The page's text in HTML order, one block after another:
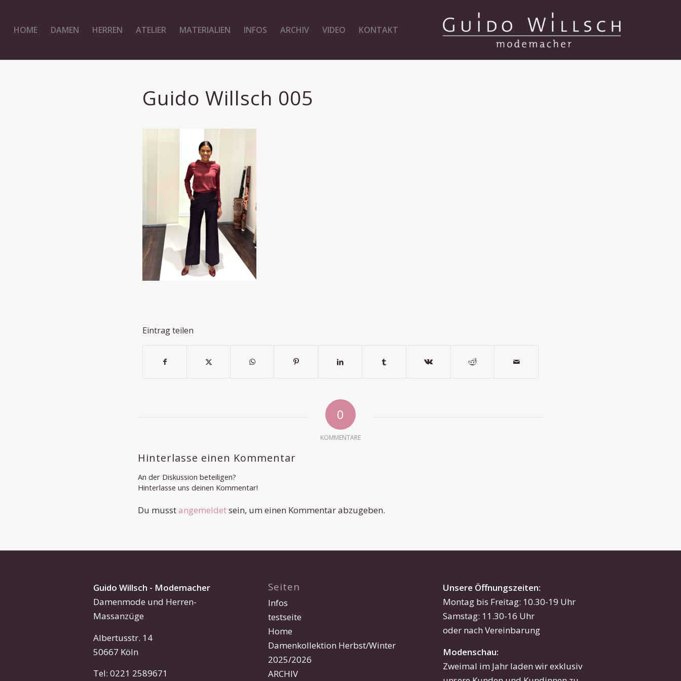
HOME DAMEN HERREN ATELIER MATERIALIEN INFOS ARCHIV VIDEO KONTAKT
Guido Willsch 005
Eintrag teilen
0
KOMMENTARE
Hinterlasse einen Kommentar
An der Diskussion beteiligen?
Hinterlasse uns deinen Kommentar!
Du musstangemeldetsein, um einen Kommentar abzugeben.
Guido Willsch - Modemacher
Damenmode und Herren-
Massanzüge
Albertusstr. 14
50667 Köln
Tel: 0221 2589671
Seiten
Infos
testseite
Home
Damenkollektion Herbst/Winter
2025/2026
ARCHIV
Unsere Öffnungszeiten:
Montag bis Freitag: 10.30-19 Uhr
Samstag: 11.30-16 Uhr
oder nach Vereinbarung
Modenschau:
Zweimal im Jahr laden wir exklusiv